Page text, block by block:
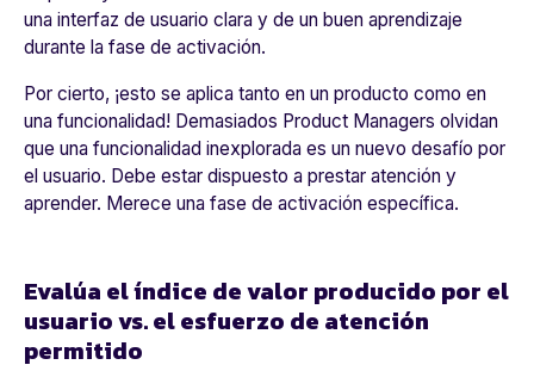
una interfaz de usuario clara y de un buen aprendizaje
durante la fase de activación.
Por cierto, ¡esto se aplica tanto en un producto como en
una funcionalidad! Demasiados Product Managers olvidan
que una funcionalidad inexplorada es un nuevo desafío por
el usuario. Debe estar dispuesto a prestar atención y
aprender. Merece una fase de activación específica.
Evalúa el índice de valor producido por el
usuario vs. el esfuerzo de atención
permitido